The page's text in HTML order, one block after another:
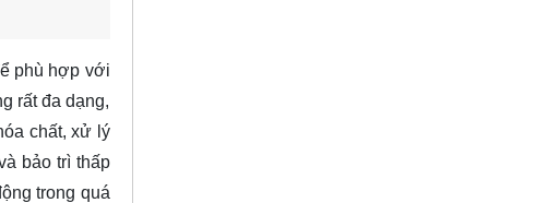
phù hợp với
rất đa dạng,
chất, xử lý
bảo trì thấp
trong quá